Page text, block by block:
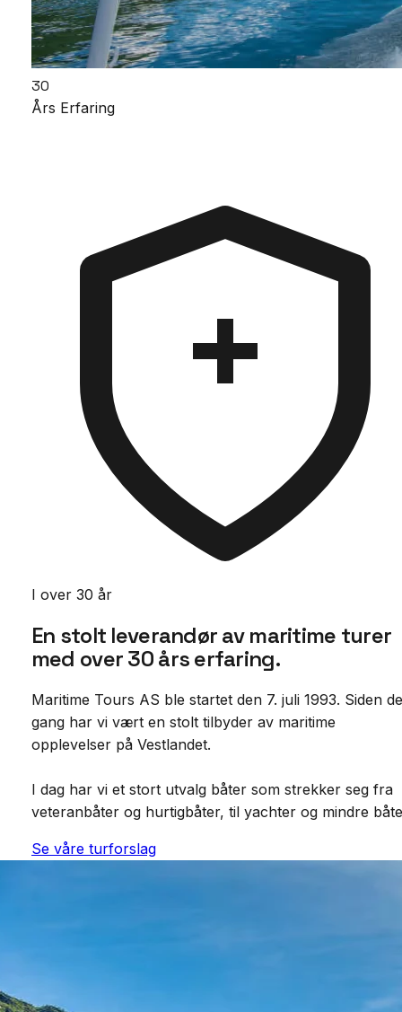
30
Års Erfaring
I over 30 år
En stolt leverandør av maritime turer
med over 30 års erfaring.
Maritime Tours AS ble startet den 7. juli 1993. Siden
gang har vi vært en stolt tilbyder av maritime
opplevelser på Vestlandet.
I dag har vi et stort utvalg båter som strekker seg fra
veteranbåter og hurtigbåter, til yachter og mindre
Se våre turforslag